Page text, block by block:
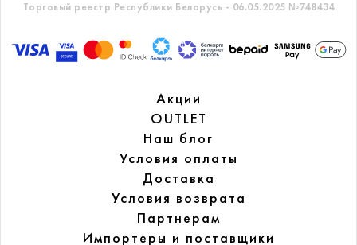
Торговый реестр Республики Беларусь - 06.05.2025 №748434
Акции
OUTLET
Наш блог
Условия оплаты
Доставка
Условия возврата
Партнерам
Импортеры и поставщики